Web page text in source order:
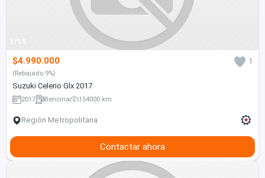
1/15
$4.990.000 1
(Rebajado 9%)
Suzuki Celerio Glx 2017
2017 Bencina 154000 km
Región Metropolitana
Contactar ahora